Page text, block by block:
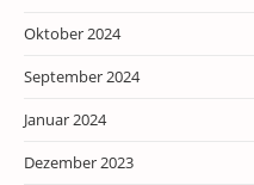
Oktober 2024
September 2024
Januar 2024
Dezember 2023